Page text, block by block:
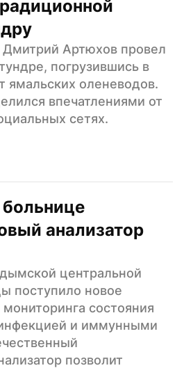
Дмитрий Артюхов провел
погрузившись в
ямальских оленеводов.
впечатлениями от
сетях.
анализатор
центральной
поступило новое
состояния
и иммунными
позволит